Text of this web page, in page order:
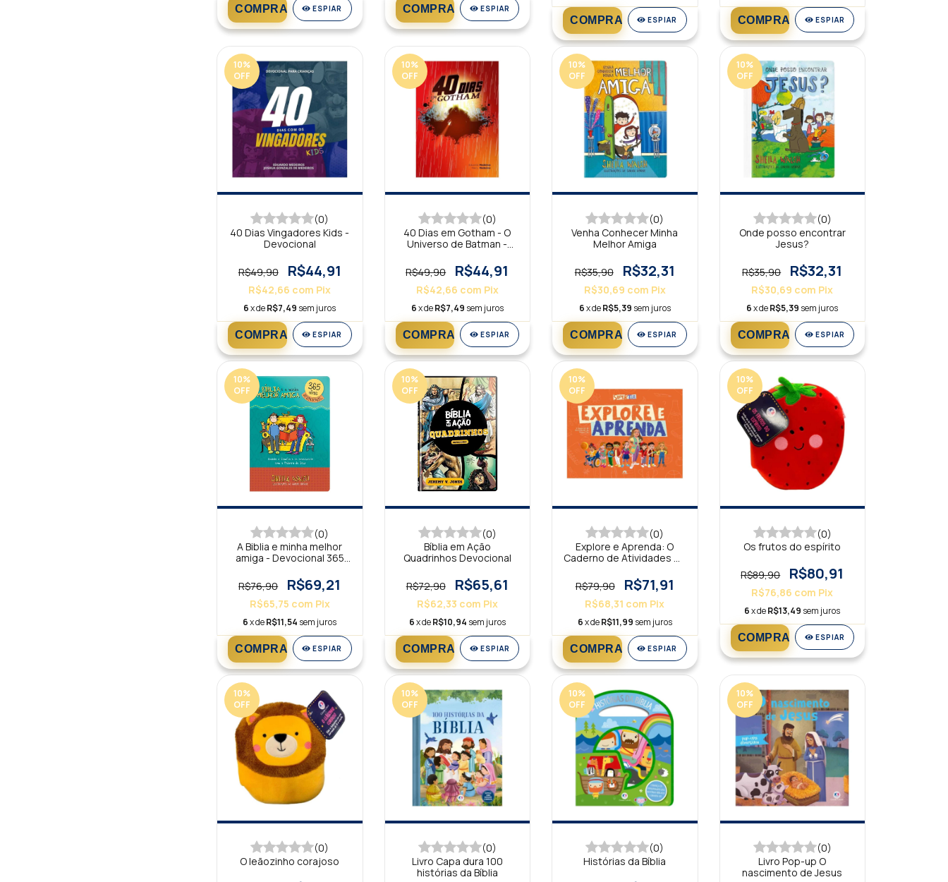
ESPIAR ESPIAR
ESPIAR ESPIAR
10%
OFF
(0)
40 Dias Vingadores Kids -
Devocional
R$49,90 R$44,91
R$42,66 com Pix
6x deR$7,49 sem juros
ESPIAR
10%
OFF
(0)
40 Dias em Gotham - O
Universo de Batman -
R$49,90
R$44,91
R$42,66 com Pix
6x deR$7,49 sem juros
ESPIAR
10%
OFF
(0)
Venha Conhecer Minha
Melhor Amiga
R$35,90 R$32,31
R$30,69 com Pix
6x deR$5,39 sem juros
ESPIAR
10%
OFF
(0)
Onde posso encontrar
Jesus?
R$35,90 R$32,31
R$30,69 com Pix
6x deR$5,39 sem juros
ESPIAR
10%
OFF
(0)
A Biblia e minha melhor
amiga - Devocional 365
R$76,90
R$69,21
R$65,75 com Pix
6x deR$11,54 sem juros
ESPIAR
10%
OFF
(0)
Bíblia em Ação
Quadrinhos Devocional
R$72,90 R$65,61
R$62,33 com Pix
6x deR$10,94 sem juros
ESPIAR
10%
OFF
(0)
Explore e Aprenda: O
Caderno de Atividades da
R$79,90
R$71,91
R$68,31 com Pix
6x deR$11,99 sem juros
ESPIAR
10%
OFF
(0)
Os frutos do espírito
R$89,90 R$80,91
R$76,86 com Pix
6x deR$13,49 sem juros
ESPIAR
10%
OFF
(0)
O leãozinho corajoso
10%
OFF
(0)
Livro Capa dura 100
histórias da Bíblia
10%
OFF
(0)
Histórias da Bíblia
10%
OFF
(0)
Livro Pop-up O
nascimento de Jesus